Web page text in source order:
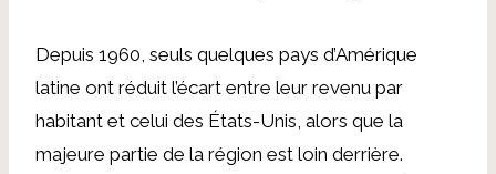
Depuis 1960, seuls quelques pays d’Amérique
latine ont réduit l’écart entre leur revenu par
habitant et celui des États-Unis, alors que la
majeure partie de la région est loin derrière.